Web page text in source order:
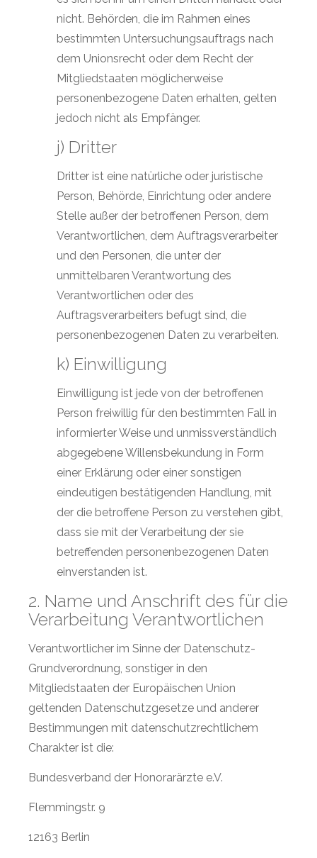
nicht. Behörden, die im Rahmen eines
bestimmten Untersuchungsauftrags nach
dem Unionsrecht oder dem Recht der
Mitgliedstaaten möglicherweise
personenbezogene Daten erhalten, gelten
jedoch nicht als Empfänger.
j) Dritter
Dritter ist eine natürliche oder juristische
Person, Behörde, Einrichtung oder andere
Stelle außer der betroffenen Person, dem
Verantwortlichen, dem Auftragsverarbeiter
und den Personen, die unter der
unmittelbaren Verantwortung des
Verantwortlichen oder des
Auftragsverarbeiters befugt sind, die
personenbezogenen Daten zu verarbeiten.
k) Einwilligung
Einwilligung ist jede von der betroffenen
Person freiwillig für den bestimmten Fall in
informierter Weise und unmissverständlich
abgegebene Willensbekundung in Form
einer Erklärung oder einer sonstigen
eindeutigen bestätigenden Handlung, mit
der die betroffene Person zu verstehen gibt,
dass sie mit der Verarbeitung der sie
betreffenden personenbezogenen Daten
einverstanden ist.
2. Name und Anschrift des für die
Verarbeitung Verantwortlichen
Verantwortlicher im Sinne der Datenschutz-
Grundverordnung, sonstiger in den
Mitgliedstaaten der Europäischen Union
geltenden Datenschutzgesetze und anderer
Bestimmungen mit datenschutzrechtlichem
Charakter ist die:
Bundesverband der Honorarärzte e.V.
Flemmingstr. 9
12163 Berlin